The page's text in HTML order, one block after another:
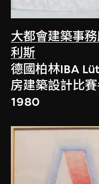
大都會建築事
利斯
德國柏林IBA
房建築設計比
1980